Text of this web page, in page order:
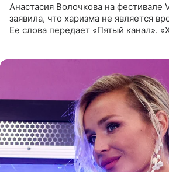
Анастасия Волочкова на фестивале
заявила, что харизма не является
Ее слова передает «Пятый канал».